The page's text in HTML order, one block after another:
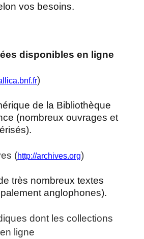
vos besoins.
disponibles en ligne
)
de la Bibliothèque
(nombreux ouvrages et
(http://archives.org)
très nombreux textes
anglophones).
dont les collections
ligne